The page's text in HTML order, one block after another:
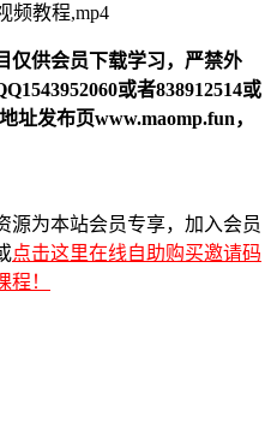
频教程,mp4
仅供会员下载学习，严禁外
或者838912514或
址发布页www.maomp.fun，
源为本站会员专享，加入会员
点击这里在线自助购买邀请码
！